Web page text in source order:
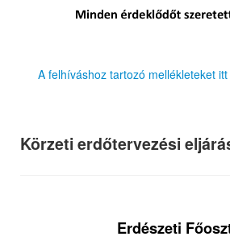
A felhíváshoz tartozó mellékleteket
Körzeti erdőtervezési
Erdészeti